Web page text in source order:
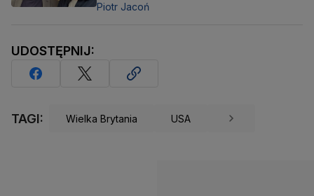
Piotr Jacoń
UDOSTĘPNIJ:
TAGI: Wielka Brytania USA